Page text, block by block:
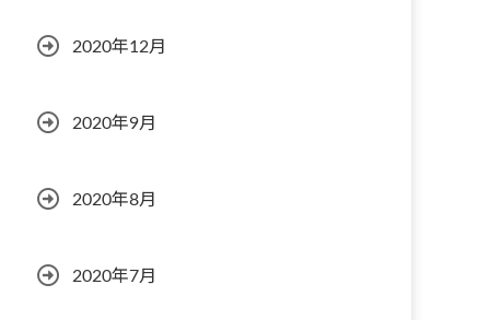
2020年12月
2020年9月
2020年8月
2020年7月